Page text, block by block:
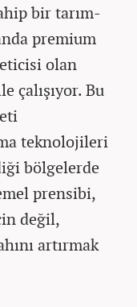
bir tarım-
premium
olan
çalışıyor. Bu
teknolojileri
bölgelerde
prensibi,
değil,
artırmak